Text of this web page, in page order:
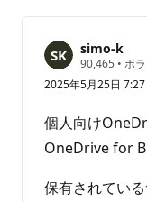
ト
は
あ
り
せ
ん
simo-k
90,465 評
価
の
イ
ン
ト
• ボ
2025年5月25日 7:27
個人向け
OneDrive for
保有されてい